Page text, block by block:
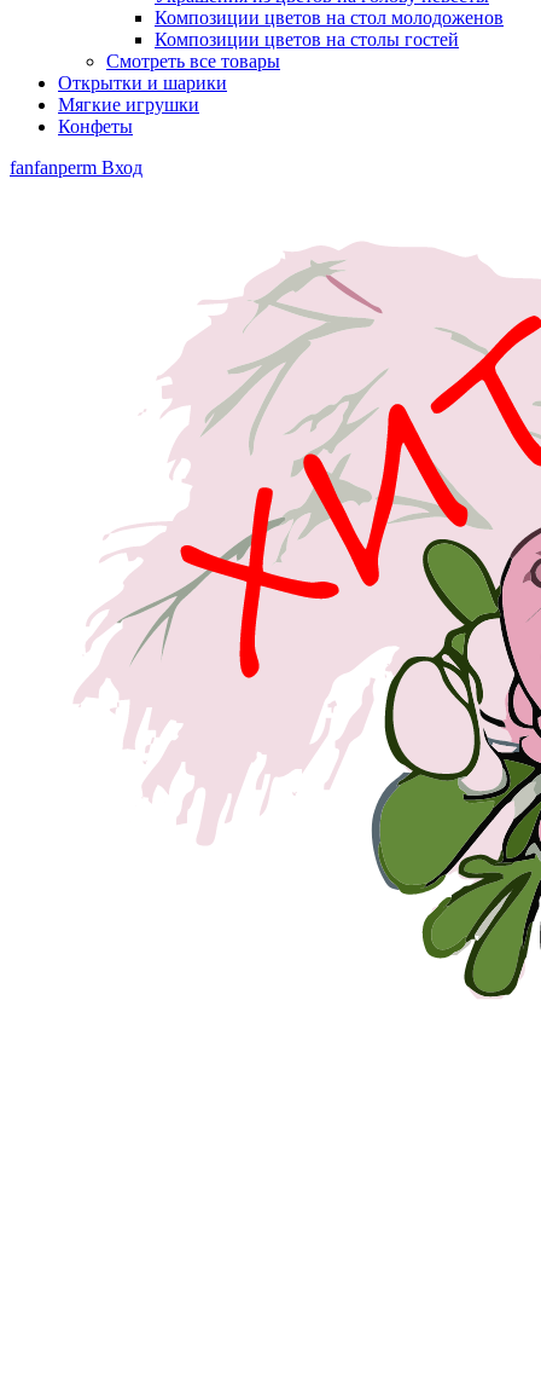
Композиции цветов на стол молодоженов
Композиции цветов на столы гостей
Смотреть все товары
Открытки и шарики
Мягкие игрушки
Конфеты
fanfanperm Вход